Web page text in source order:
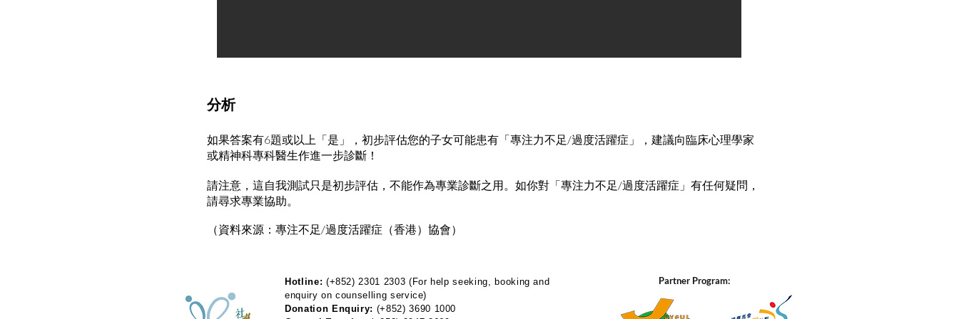
分析
如果答案有6題或以上「是」，初步評估您的子女可能患有「專注力不足/過度活躍症」，建議向臨床心理學家
或精神科專科醫生作進一步診斷！
請注意，這自我測試只是初步評估，不能作為專業診斷之用。如你對「專注力不足/過度活躍症」有任何疑問，
請尋求專業協助。
（資料來源：專注不足/過度活躍症（香港）協會）
Hotline: (+852) 2301 2303 (For help seeking, booking and
enquiry on counselling service)
Donation Enquiry: (+852) 3690 1000
Partner Program: